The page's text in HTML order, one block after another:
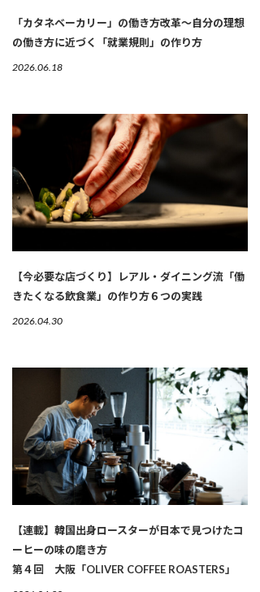
「カタネベーカリー」の働き方改革～自分の理想
の働き方に近づく「就業規則」の作り方
2026.06.18
【今必要な店づくり】レアル・ダイニング流「働
きたくなる飲食業」の作り方６つの実践
2026.04.30
【連載】韓国出身ロースターが日本で見つけたコ
ーヒーの味の磨き方
第４回 大阪「OLIVER COFFEE ROASTERS」